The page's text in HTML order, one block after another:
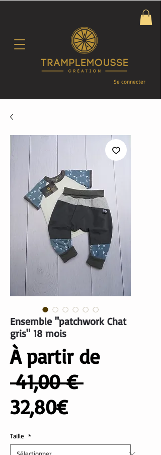
Se connecter
Ensemble "patchwork Chat
gris" 18 mois
À partir de
41,00 € Prix
32,80€Prix
Taille *